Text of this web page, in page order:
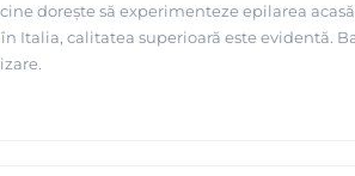
dorește să experimenteze epilarea
calitatea superioară este evidentă.